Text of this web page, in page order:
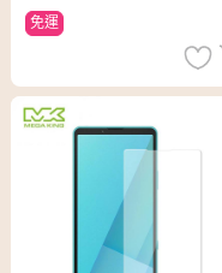
免運